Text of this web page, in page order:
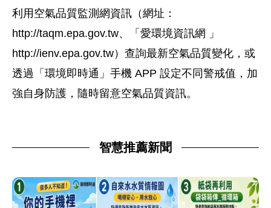
利用空氣品質監測網資訊（網址：
http://taqm.epa.gov.tw、「愛環境資訊網 」
http://ienv.epa.gov.tw）查詢最新空氣品質變化，或
透過「環境即時通」手機 APP 設定不同警戒值，加
強自身防護，隨時留意空氣品質資訊。
智慧推薦新聞